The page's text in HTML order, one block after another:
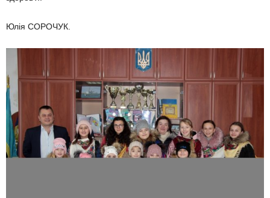
Юлія СОРОЧУК.